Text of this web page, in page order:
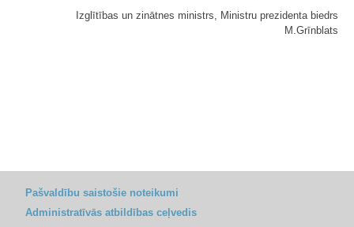
Izglītības un zinātnes ministrs, Ministru prezidenta biedrs
M.Grīnblats
Pašvaldību saistošie noteikumi
Administratīvās atbildības ceļvedis